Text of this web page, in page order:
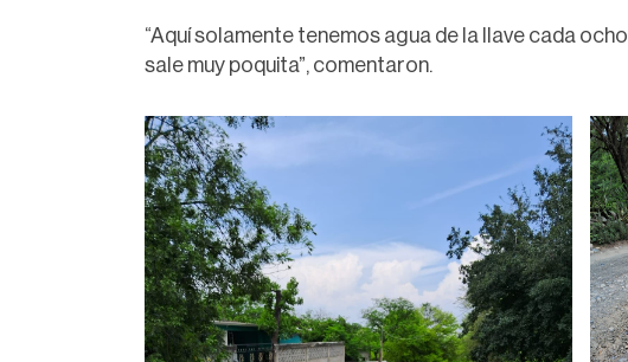
“Aquí solamente tenemos agua de la llave cada
sale muy poquita”, comentaron.